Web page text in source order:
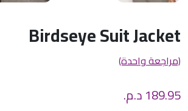
Birdseye Suit Jacket
(مراجعة واحدة)
189.95د.م.